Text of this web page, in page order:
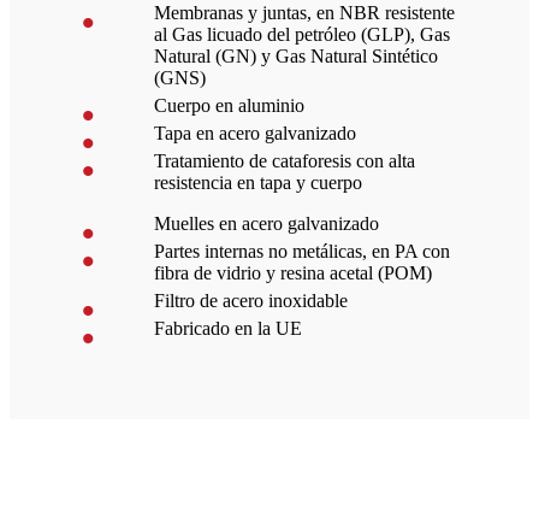
Membranas y juntas, en NBR resistente
al Gas licuado del petróleo (GLP), Gas
Natural (GN) y Gas Natural Sintético
(GNS)
Cuerpo en aluminio
Tapa en acero galvanizado
Tratamiento de cataforesis con alta
resistencia en tapa y cuerpo
Muelles en acero galvanizado
Partes internas no metálicas, en PA con
fibra de vidrio y resina acetal (POM)
Filtro de acero inoxidable
Fabricado en la UE